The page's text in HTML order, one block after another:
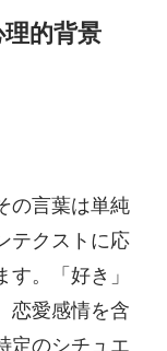
的背景
の言葉は単純
テクストに応
。「好き」
恋愛感情を含
定のシチュエ